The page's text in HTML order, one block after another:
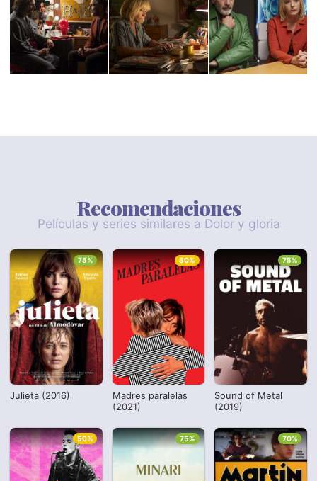
Recomendaciones
Películas y series similares a Dolor y gloria
Julieta (2016)
75%
Madres paralelas
(2021)
50%
Sound of Metal
(2019)
75%
50% 75% 70%